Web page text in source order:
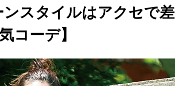
スタイルはアクセで差
コーデ】